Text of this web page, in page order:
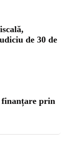
de 30 de
finanțare prin